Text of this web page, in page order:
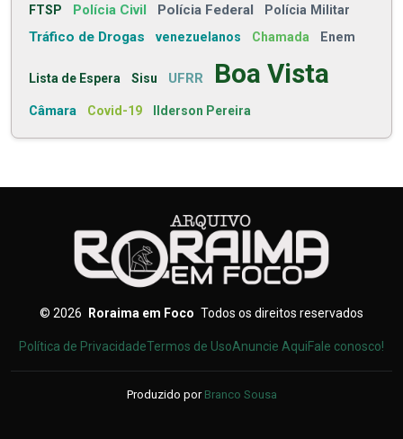
FTSP Polícia Civil Polícia Federal Polícia Militar
Tráfico de Drogas venezuelanos Chamada Enem
Lista de Espera Sisu UFRR Boa Vista
Câmara Covid-19 Ilderson Pereira
© 2026 Roraima em Foco Todos os direitos reservados
Política de PrivacidadeTermos de UsoAnuncie AquiFale conosco!
Produzido por Branco Sousa